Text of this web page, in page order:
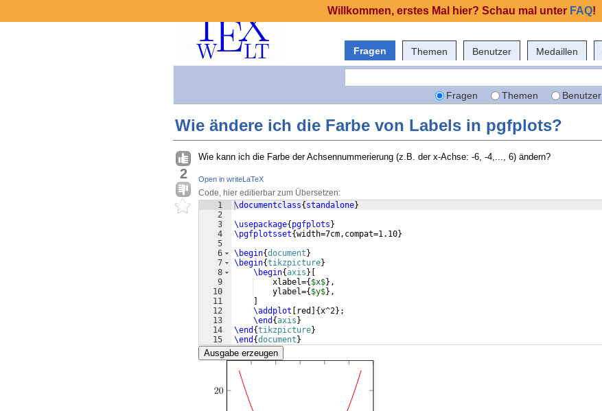
Fragen Themen Benutzer Medaillen
Fragen Themen Benutzer
Wie ändere ich die Farbe von Labels in pgfplots?
2
Wie kann ich die Farbe der Achsennummerierung (z.B. der x-Achse: -6, -4,..., 6) ändern?
Open in writeLaTeX
Code, hier editierbar zum Übersetzen:
1
2
3
4
5
6
7
8
9
10
11
12
13
14
15
\documentclass{ standalone}
\usepackage{ pgfplots }
\pgfplotsset{width=7cm,compat=1.10}
\begin{document }
\begin{tikzpicture}
\begin{axis }
    xlabel=
{ $x$} ,
    ylabel=
{ $y$} ,
\addplot
red {x^2} ;
\end {axis }
\end {tikzpicture}
\end {document }
Ausgabe erzeugen
Willkommen, erstes Mal hier? Schau mal unter FAQ!